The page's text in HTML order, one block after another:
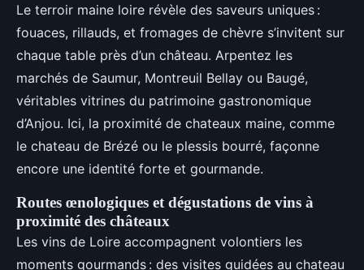
Le terroir maine loire révèle des saveurs uniques :
fouaces, rillauds, et fromages de chèvre s’invitent sur
chaque table près d’un château. Arpentez les
marchés de Saumur, Montreuil Bellay ou Baugé,
véritables vitrines du patrimoine gastronomique
d’Anjou. Ici, la proximité de chateaux maine, comme
le chateau de Brézé ou le plessis bourré, façonne
encore une identité forte et gourmande.
Routes œnologiques et dégustations de vins à
proximité des châteaux
Les vins de Loire accompagnent volontiers les
moments gourmands : des visites guidées au chateau